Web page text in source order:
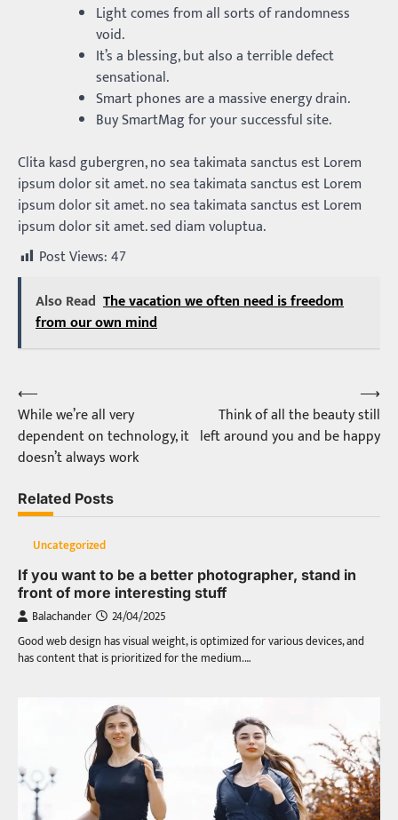
Light comes from all sorts of randomness
void.
It’s a blessing, but also a terrible defect
sensational.
Smart phones are a massive energy drain.
Buy SmartMag for your successful site.
Clita kasd gubergren, no sea takimata sanctus est Lorem
ipsum dolor sit amet. no sea takimata sanctus est Lorem
ipsum dolor sit amet. no sea takimata sanctus est Lorem
ipsum dolor sit amet. sed diam voluptua.
Post Views:47
Also Read The vacation we often need is freedom
from our own mind
Post
navigation
⟵
While we’re all very
dependent on technology, it
doesn’t always work
Think of all the beauty still
left around you and be happy
⟶
Related Posts
Uncategorized
If you want to be a better photographer, stand in
front of more interesting stuff
Balachander 24/04/2025
Good web design has visual weight, is optimized for various devices, and
has content that is prioritized for the medium.…